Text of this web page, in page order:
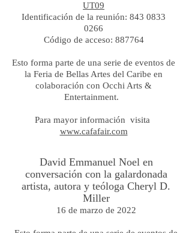
UT09
Identificación de la reunión: 843 0833
0266
Código de acceso: 887764
Esto forma parte de una serie de eventos de
la Feria de Bellas Artes del Caribe en
colaboración con Occhi Arts &
Entertainment.
Para mayor información visita
www.cafafair.com
David Emmanuel Noel en
conversación conla galardonada
artista, autora y teóloga Cheryl D.
Miller
16 de marzo de 2022